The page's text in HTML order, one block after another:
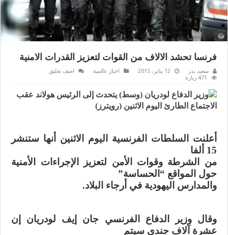
فرنسا تحشد الالاف من القوات لتعزيز القدرات الامنية
سعيد بدر 12 يناير، 2015 اخبار عالمية
اضف تعليق
471 زيارة
أعلنت السلطات الفرنسية اليوم الاثنين أنها ستنشر
15 ألفا
من الشرطة وقوات الأمن لتعزيز الإجراءات الأمنية
حول المواقع “الحساسة”
والمدارس اليهودية في أرجاء البلاد.
وقال وزير الدفاع الفرنسي جان إيف لودريان إن
عشرة آلاف جندي سيتم